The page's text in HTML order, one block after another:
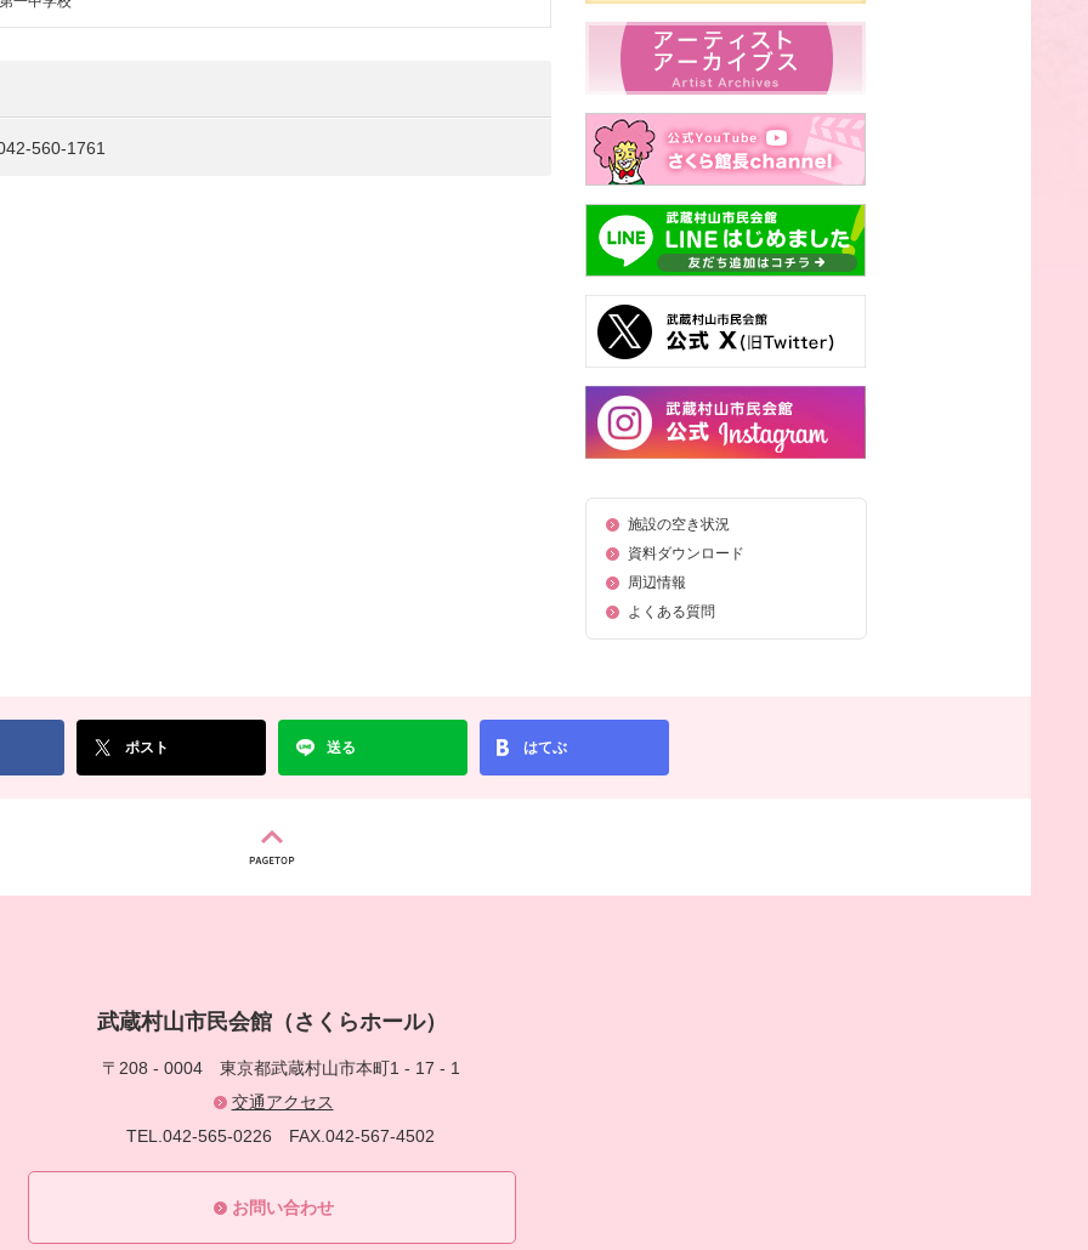
560-1761
施設の空き状況
資料ダウンロード
周辺情報
よくある質問
ポスト 送る はてぶ
武蔵村山市民会館（さくらホール）
〒208 - 0004 東京都武蔵村山市本町1 - 17 - 1
交通アクセス
TEL.042-565-0226 FAX.042-567-4502
お問い合わせ